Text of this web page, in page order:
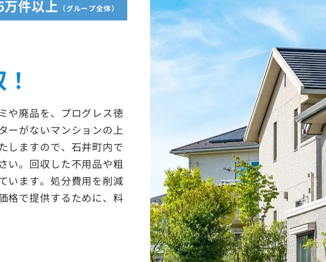
万件以上 （グループ全体）
や廃品を、プログレス徳
ーがないマンションの上
しますので、石井町内で
い。回収した不用品や粗
います。処分費用を削減
格で提供するために、料